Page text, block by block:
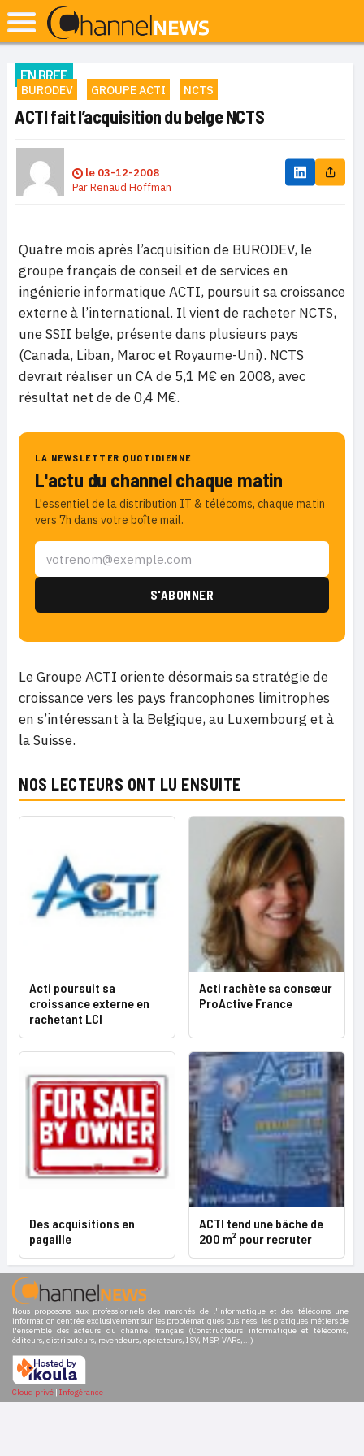
EN BREF
BURODEV GROUPE ACTI NCTS
ACTI fait l’acquisition du belge NCTS
le 03-12-2008
ParRenaud Hoffman
Quatre mois après l’acquisition de BURODEV, le
groupe français de conseil et de services en
ingénierie informatique ACTI, poursuit sa croissance
externe à l’international. Il vient de racheter NCTS,
une SSII belge, présente dans plusieurs pays
(Canada, Liban, Maroc et Royaume-Uni). NCTS
devrait réaliser un CA de 5,1 M€ en 2008, avec
résultat net de de 0,4 M€.
LA NEWSLETTER QUOTIDIENNE
L'actu du channel chaque matin
L'essentiel de la distribution IT & télécoms, chaque matin
vers 7h dans votre boîte mail.
Le Groupe ACTI oriente désormais sa stratégie de
croissance vers les pays francophones limitrophes
en s’intéressant à la Belgique, au Luxembourg et à
la Suisse.
NOS LECTEURS ONT LU ENSUITE
Acti poursuit sa
croissance externe en
rachetant LCI
Acti rachète sa consœur
ProActive France
Des acquisitions en
pagaille
ACTI tend une bâche de
200 m² pour recruter
Nous proposons aux professionnels des marchés de l'informatique et des télécoms une
information centrée exclusivement sur les problématiques business, les pratiques métiers de
l'ensemble des acteurs du channel français (Constructeurs informatique et télécoms,
éditeurs, distributeurs, revendeurs, opérateurs, ISV, MSP, VARs,...)
Cloud privé | Infogérance